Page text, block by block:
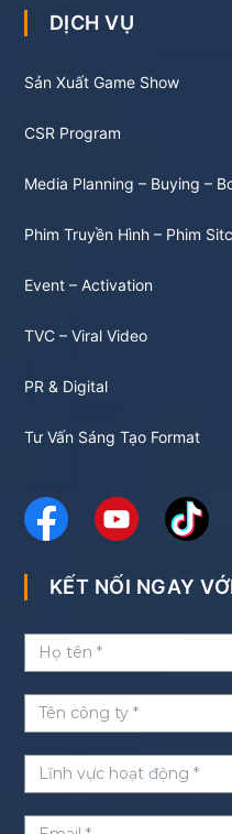
DỊCH VỤ
Sản Xuất Game Show
CSR Program
Media Planning – Buying –
Phim Truyền Hình – Phim
Event – Activation
TVC – Viral Video
PR & Digital
Tư Vấn Sáng Tạo Format
KẾT NỐI NGAY